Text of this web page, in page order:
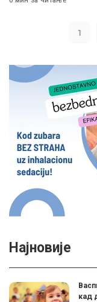
1
Најновије
кад